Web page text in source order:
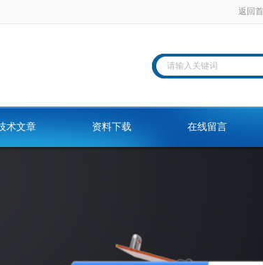
返回
术文章 资料下载 在线留言